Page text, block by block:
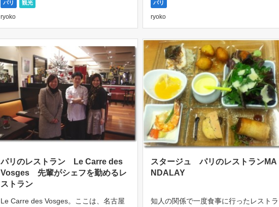
いけれど、今回はスーパーなどで手軽に
買えるもの、たくさん買えて喜ばれるも
のを […]
パリ 観光
ryoko
みにしていた。 友人に連れて行っても
らい１３時ごろに訪れたときには […]
パリ
ryoko
パリのレストラン Le Carre des
Vosges 先輩がシェフを勤めるレ
ストラン
Le Carre des Vosges。ここは、名古屋
スタージュ パリのレストランMA
NDALAY
知人の関係で一度食事に行ったレストラ